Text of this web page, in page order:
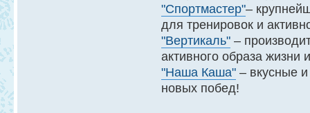
"Спортмастер"–
для тренировок и
"Вертикаль" –
активного образа жизни
"Наша Каша" – вкусные
новых побед!